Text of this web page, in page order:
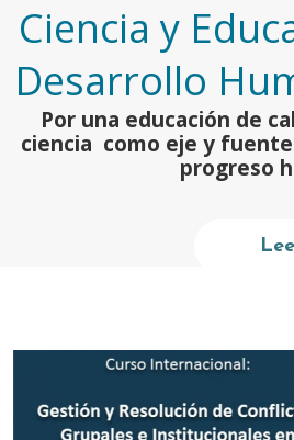
Ciencia y
Desarrollo
Por una educación de
ciencia como eje y
progreso